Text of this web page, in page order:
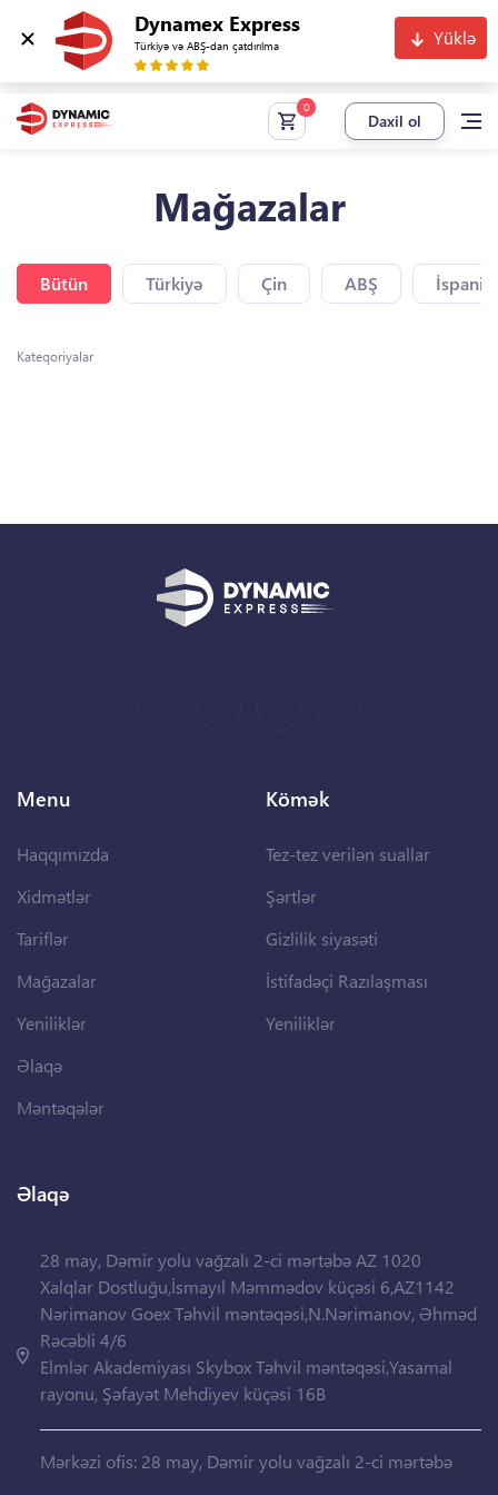
Dynamex Express
Türkiyə və ABŞ-dan çatdırılma Yüklə
Daxil ol
Mağazalar
Bütün Türkiyə Çin ABŞ
Kateqoriyalar
Menu
Haqqımızda
Xidmətlər
Tariflər
Mağazalar
Yeniliklər
Əlaqə
Məntəqələr
Kömək
Tez-tez verilən suallar
Şərtlər
Gizlilik siyasəti
İstifadəçi Razılaşması
Yeniliklər
Əlaqə
28 may, Dəmir yolu vağzalı 2-ci mərtəbə AZ 1020
Xalqlar Dostluğu,İsmayıl Məmmədov küçəsi 6,AZ1142
Nərimanov Goex Təhvil məntəqəsi,N.Nərimanov, Əhməd
Rəcəbli 4/6
Elmlər Akademiyası Skybox Təhvil məntəqəsi,Yasamal
rayonu, Şəfayət Mehdiyev küçəsi 16B
Mərkəzi ofis: 28 may, Dəmir yolu vağzalı 2-ci mərtəbə